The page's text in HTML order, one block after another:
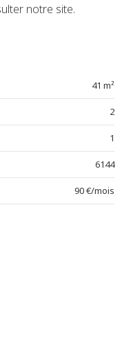
notre site.
41 m²
2
1
6144
90 €/mois